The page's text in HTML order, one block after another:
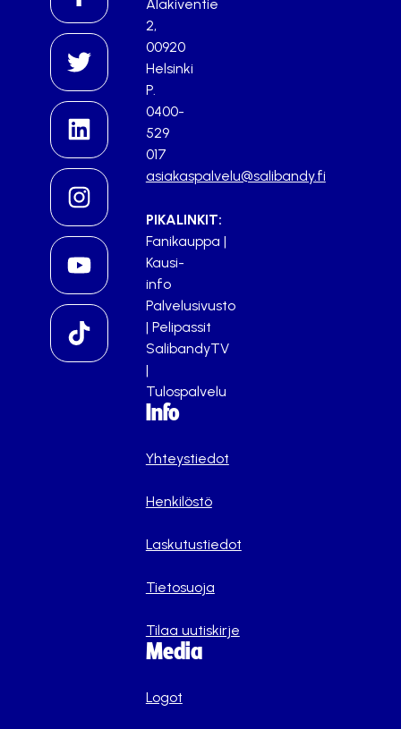
Alakiventie
2,
00920
Helsinki
P.
0400-
529
017
asiakaspalvelu@salibandy.fi
PIKALINKIT:
Fanikauppa |
Kausi-
info
Palvelusivusto
| Pelipassit
SalibandyTV
|
Tulospalvelu
Info
Yhteystiedot
Henkilöstö
Laskutustiedot
Tietosuoja
Tilaa uutiskirje
Media
Logot